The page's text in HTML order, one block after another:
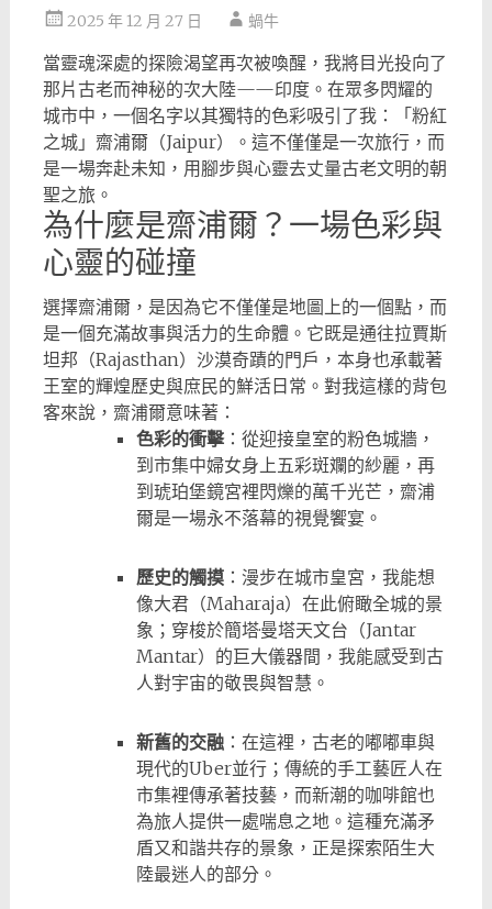
2025 年 12 月 27 日 蝸牛
當靈魂深處的探險渴望再次被喚醒，我將目光投向了
那片古老而神秘的次大陸——印度。在眾多閃耀的
城市中，一個名字以其獨特的色彩吸引了我：「粉紅
之城」齋浦爾（Jaipur）。這不僅僅是一次旅行，而
是一場奔赴未知，用腳步與心靈去丈量古老文明的朝
聖之旅。
為什麼是齋浦爾？一場色彩與
心靈的碰撞
選擇齋浦爾，是因為它不僅僅是地圖上的一個點，而
是一個充滿故事與活力的生命體。它既是通往拉賈斯
坦邦（Rajasthan）沙漠奇蹟的門戶，本身也承載著
王室的輝煌歷史與庶民的鮮活日常。對我這樣的背包
客來說，齋浦爾意味著：
色彩的衝擊：從迎接皇室的粉色城牆，
到市集中婦女身上五彩斑斕的紗麗，再
到琥珀堡鏡宮裡閃爍的萬千光芒，齋浦
爾是一場永不落幕的視覺饗宴。
歷史的觸摸：漫步在城市皇宮，我能想
像大君（Maharaja）在此俯瞰全城的景
象；穿梭於簡塔·曼塔天文台（Jantar
Mantar）的巨大儀器間，我能感受到古
人對宇宙的敬畏與智慧。
新舊的交融：在這裡，古老的嘟嘟車與
現代的Uber並行；傳統的手工藝匠人在
市集裡傳承著技藝，而新潮的咖啡館也
為旅人提供一處喘息之地。這種充滿矛
盾又和諧共存的景象，正是探索陌生大
陸最迷人的部分。